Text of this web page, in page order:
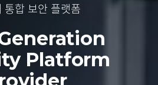
통합 보안 플랫폼
Platform
러스트 아키텍처 솔루션
ZTA
로드 보호에 최적화된 보안
플랫폼
통합 보안 플랫폼
Platform
러스트 아키텍처 솔루션
ZTA